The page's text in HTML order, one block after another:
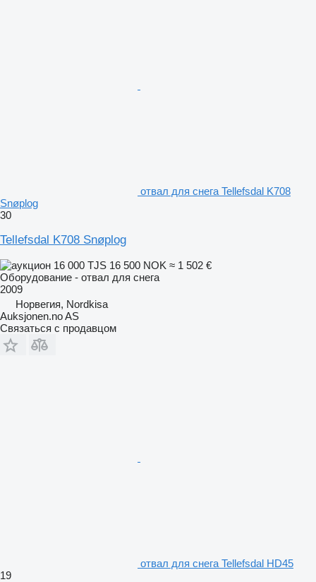
отвал для снега Tellefsdal K708
Snøplog
30
Tellefsdal K708 Snøplog
16 000 TJS 16 500 NOK ≈ 1 502 €
Оборудование - отвал для снега
2009
Норвегия, Nordkisa
Auksjonen.no AS
Связаться с продавцом
отвал для снега Tellefsdal HD45
19